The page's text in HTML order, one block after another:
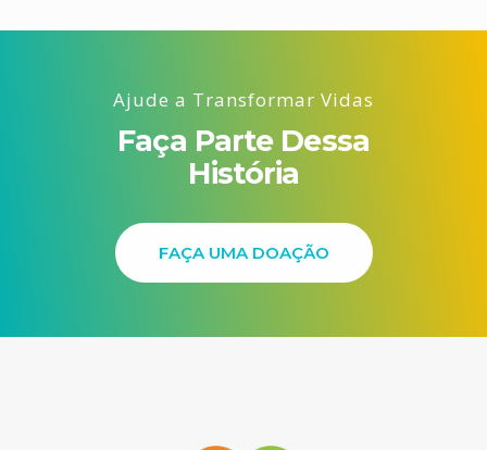
Ajude a Transformar Vidas
Faça Parte Dessa
História
FAÇA UMA DOAÇÃO